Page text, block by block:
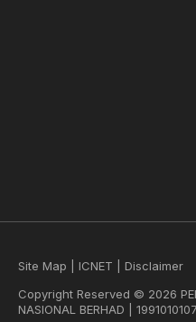
Site Map ICNET
Disclaimer
Copyright Reserved © 2026
NASIONAL BERHAD |